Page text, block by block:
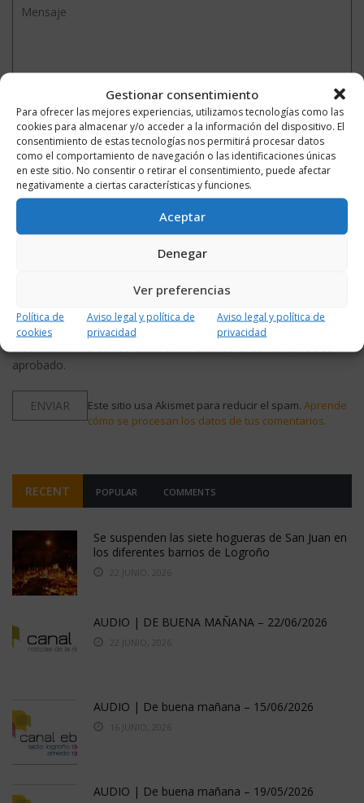
Gestionar consentimiento
Para ofrecer las mejores experiencias, utilizamos tecnologías como las
cookies para almacenar y/o acceder a la información del dispositivo. El
consentimiento de estas tecnologías nos permitirá procesar datos
como el comportamiento de navegación o las identificaciones únicas
en este sitio. No consentir o retirar el consentimiento, puede afectar
negativamente a ciertas características y funciones.
Aceptar
Denegar
Ver preferencias
Política de
cookies
Aviso legal y política de
privacidad
Aviso legal y política de
privacidad
Notificarme vía correo electrónico cuando el comentario sea
aprobado.
Este sitio usa Akismet para reducir el spam. Aprende
cómo se procesan los datos de tus comentarios.
RECENT POPULAR COMMENTS
Se suspenden las siete hogueras de San Juan en
los diferentes barrios de Logroño
22 JUNIO, 2026
AUDIO | DE BUENA MAÑANA – 22/06/2026
22 JUNIO, 2026
AUDIO | De buena mañana – 15/06/2026
16 JUNIO, 2026
AUDIO | De buena mañana – 19/05/2026